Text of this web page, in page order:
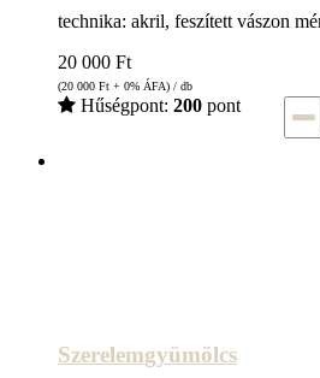
technika: akril, feszített vászon
20 000 Ft
(20 000 Ft + 0% ÁFA) / db
Hűségpont: 200 pont
Szerelemgyümölcs